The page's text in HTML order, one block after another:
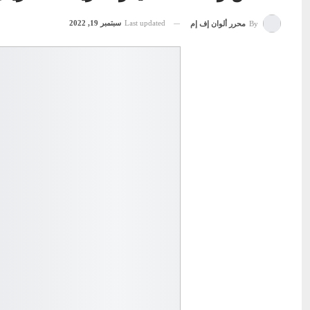
By محرر ألوان إف إم Last updated سبتمبر 19, 2022